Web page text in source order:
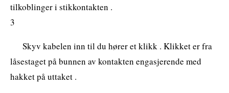
tilkoblinger i stikkontakten .
3
Skyv kabelen inn til du hører et klikk . Klikket er fra
låsestaget på bunnen av kontakten engasjerende med
hakket på uttaket .